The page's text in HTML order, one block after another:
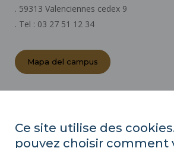
. 59313 Valenciennes cedex 9
. Tel : 03 27 51 12 34
Mapa del campus
Ce site utilise des
pouvez choisir comment